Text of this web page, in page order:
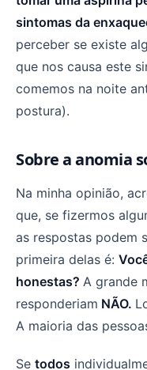
sintomas da
perceber se existe
que nos causa este
comemos na noite
postura).
Sobre a anomia
Na minha opinião,
que, se fizermos
as respostas podem
primeira delas é:
honestas? A grande
responderiam NÃO.
A maioria das
Se todos